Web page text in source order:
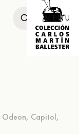
MENU
Odeon, Capitol,